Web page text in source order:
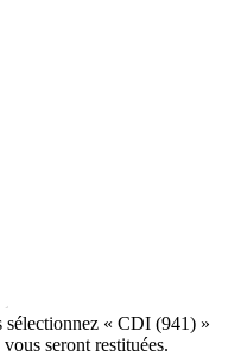
sélectionnez « CDI (941) »
seront restituées.